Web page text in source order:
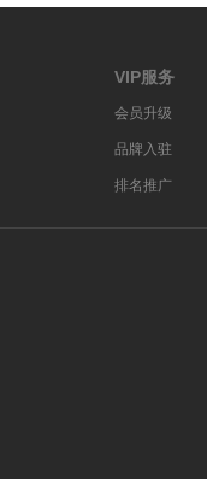
VIP服务
会员升级
品牌入驻
排名推广